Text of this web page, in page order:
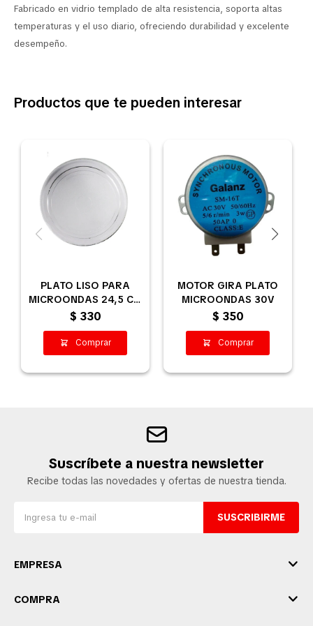
Fabricado en vidrio templado de alta resistencia, soporta altas
temperaturas y el uso diario, ofreciendo durabilidad y excelente
desempeño.
Productos que te pueden interesar
PLATO LISO PARA
MICROONDAS 24,5 CM
DIÁMETRO
$ 330
MOTOR GIRA PLATO
MICROONDAS 30V
$ 350
Suscríbete a nuestra newsletter
Recibe todas las novedades y ofertas de nuestra tienda.
SUSCRIBIRME
EMPRESA
COMPRA